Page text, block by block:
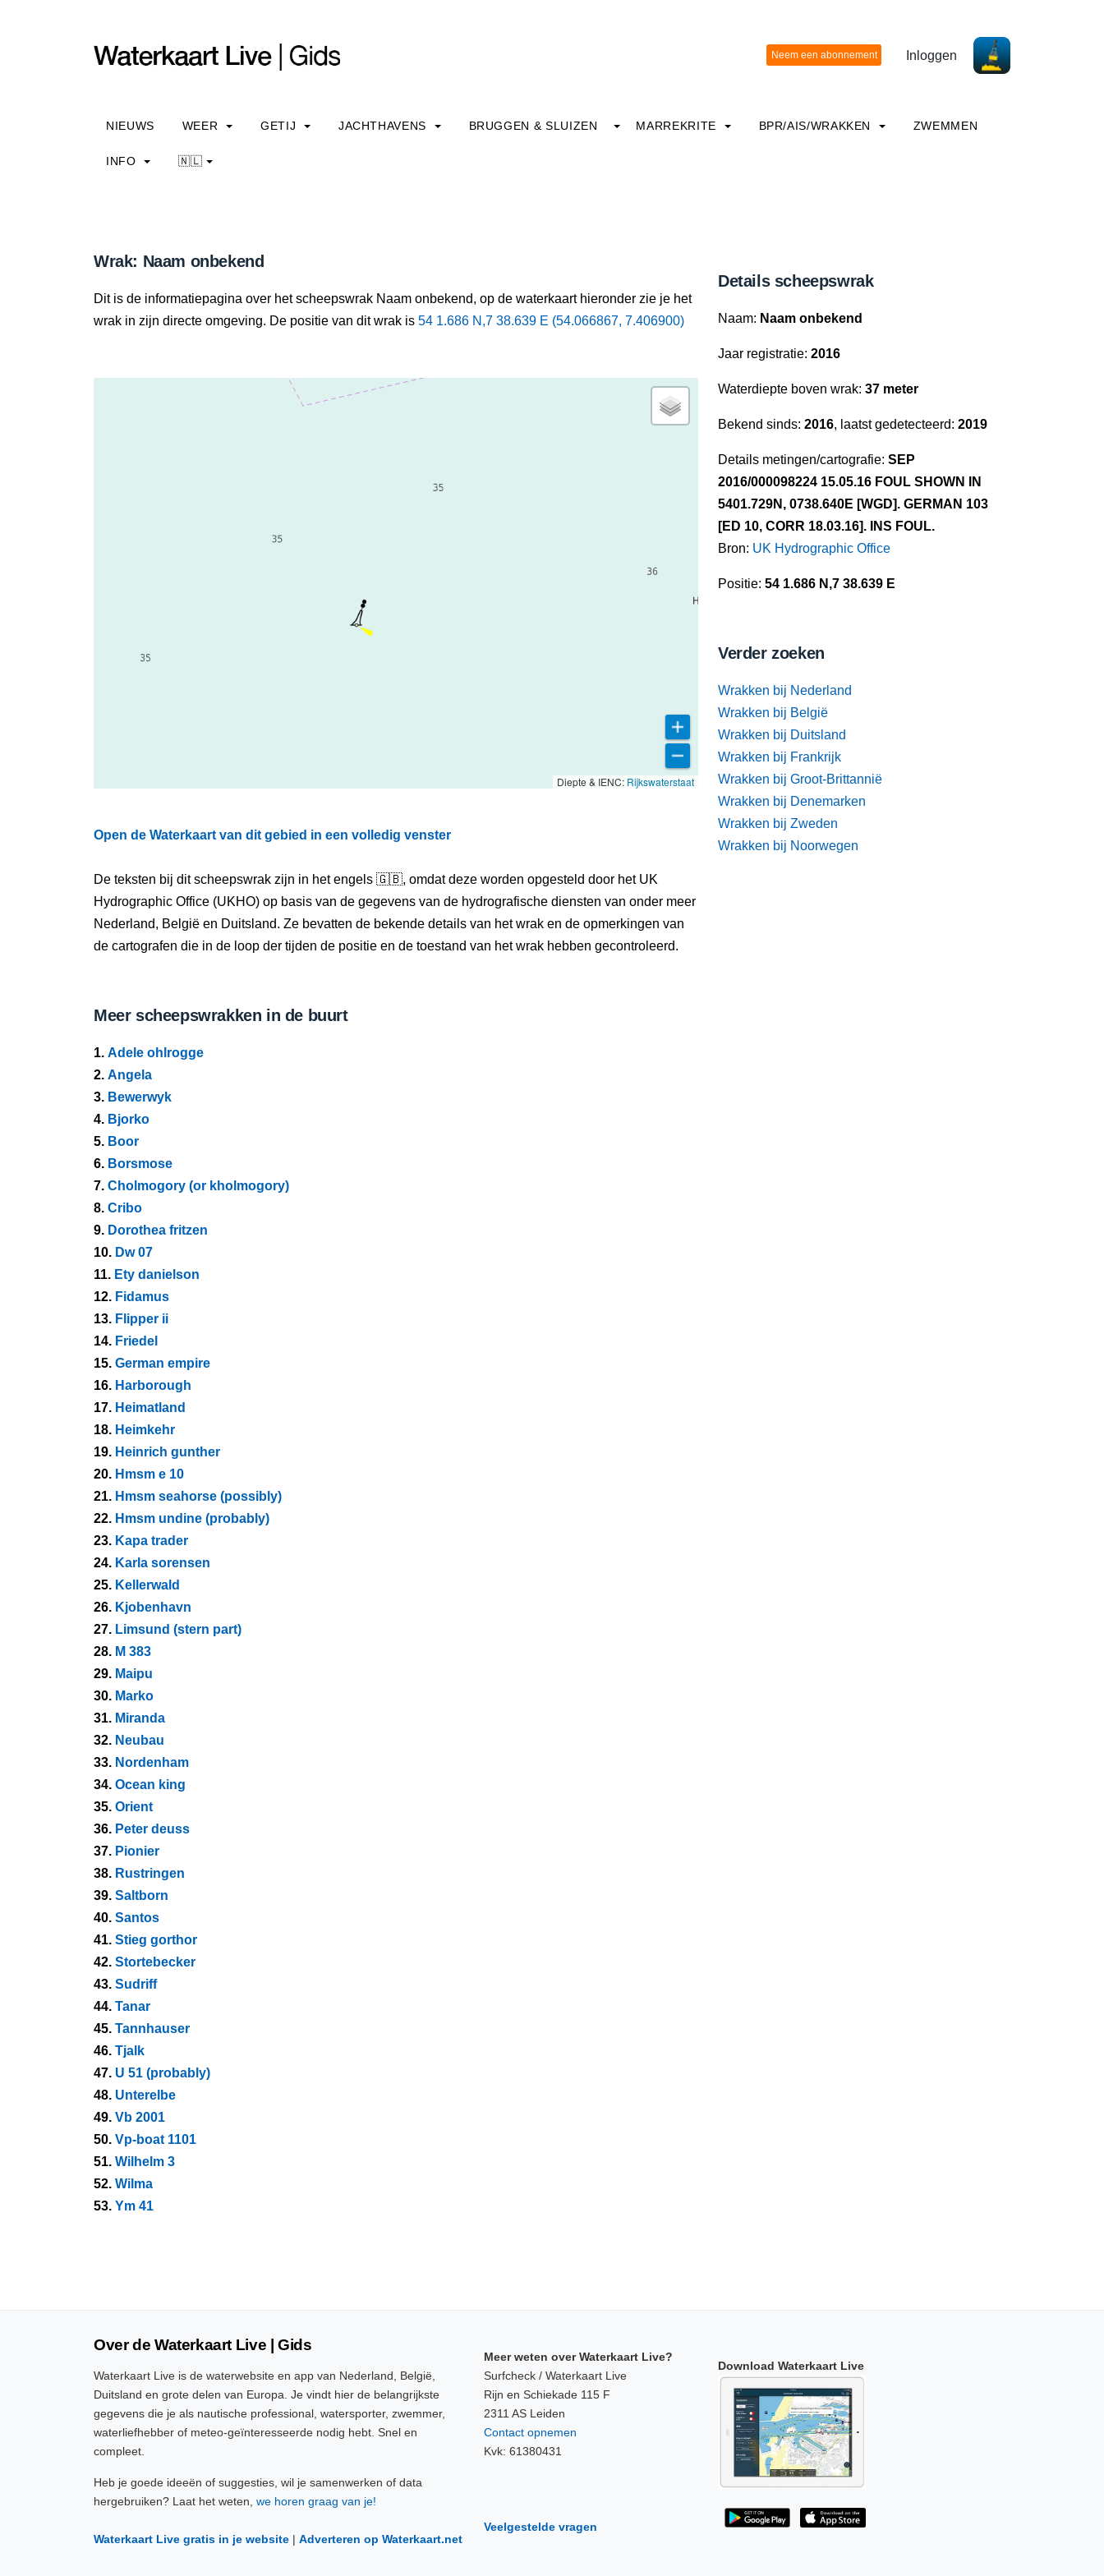
Inloggen
NIEUWS WEER GETIJ JACHTHAVENS BRUGGEN & SLUIZEN MARREKRITE BPR/AIS/WRAKKEN ZWEMMEN
INFO 🇳🇱
Wrak: Naam onbekend
Dit is de informatiepagina over het scheepswrak Naam onbekend, op de waterkaart hieronder zie je het
wrak in zijn directe omgeving. De positie van dit wrak is 54 1.686 N,7 38.639 E (54.066867, 7.406900)
Diepte & IENC: Rijkswaterstaat
Open de Waterkaart van dit gebied in een volledig venster
De teksten bij dit scheepswrak zijn in het engels 🇬🇧, omdat deze worden opgesteld door het UK
Hydrographic Office (UKHO) op basis van de gegevens van de hydrografische diensten van onder meer
Nederland, België en Duitsland. Ze bevatten de bekende details van het wrak en de opmerkingen van
de cartografen die in de loop der tijden de positie en de toestand van het wrak hebben gecontroleerd.
Meer scheepswrakken in de buurt
1. Adele ohlrogge
2. Angela
3. Bewerwyk
4. Bjorko
5. Boor
6. Borsmose
7. Cholmogory (or kholmogory)
8. Cribo
9. Dorothea fritzen
10. Dw 07
11. Ety danielson
12. Fidamus
13. Flipper ii
14. Friedel
15. German empire
16. Harborough
17. Heimatland
18. Heimkehr
19. Heinrich gunther
20. Hmsm e 10
21. Hmsm seahorse (possibly)
22. Hmsm undine (probably)
23. Kapa trader
24. Karla sorensen
25. Kellerwald
26. Kjobenhavn
27. Limsund (stern part)
28. M 383
29. Maipu
30. Marko
31. Miranda
32. Neubau
33. Nordenham
34. Ocean king
35. Orient
36. Peter deuss
37. Pionier
38. Rustringen
39. Saltborn
40. Santos
41. Stieg gorthor
42. Stortebecker
43. Sudriff
44. Tanar
45. Tannhauser
46. Tjalk
47. U 51 (probably)
48. Unterelbe
49. Vb 2001
50. Vp-boat 1101
51. Wilhelm 3
52. Wilma
53. Ym 41
Details scheepswrak
Naam: Naam onbekend
Jaar registratie: 2016
Waterdiepte boven wrak: 37 meter
Bekend sinds: 2016, laatst gedetecteerd: 2019
Details metingen/cartografie: SEP
2016/000098224 15.05.16 FOUL SHOWN IN
5401.729N, 0738.640E [WGD]. GERMAN 103
[ED 10, CORR 18.03.16]. INS FOUL.
Bron: UK Hydrographic Office
Positie: 54 1.686 N,7 38.639 E
Verder zoeken
Wrakken bij Nederland
Wrakken bij België
Wrakken bij Duitsland
Wrakken bij Frankrijk
Wrakken bij Groot-Brittannië
Wrakken bij Denemarken
Wrakken bij Zweden
Wrakken bij Noorwegen
Over de Waterkaart Live | Gids
Waterkaart Live is de waterwebsite en app van Nederland, België,
Duitsland en grote delen van Europa. Je vindt hier de belangrijkste
gegevens die je als nautische professional, watersporter, zwemmer,
waterliefhebber of meteo-geïnteresseerde nodig hebt. Snel en
compleet.
Heb je goede ideeën of suggesties, wil je samenwerken of data
hergebruiken? Laat het weten, we horen graag van je!
Waterkaart Live gratis in je website | Adverteren op Waterkaart.net
Meer weten over Waterkaart Live?
Surfcheck / Waterkaart Live
Rijn en Schiekade 115 F
2311 AS Leiden
Contact opnemen
Kvk: 61380431
Veelgestelde vragen
Download Waterkaart Live